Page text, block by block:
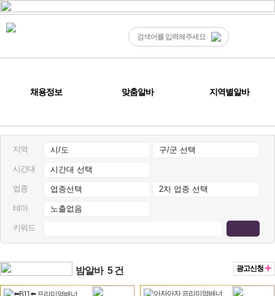
채용정보 맞춤알바 지역별알바
지역
시간대
업종
테마
키워드
밤알바 5 건 광고신청